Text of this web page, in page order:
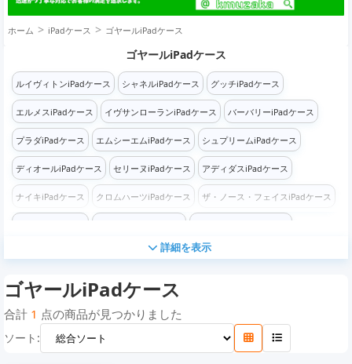
ホーム iPadケース ゴヤールiPadケース
ゴヤールiPadケース
ルイヴィトンiPadケース シャネルiPadケース グッチiPadケース
エルメスiPadケース イヴサンローランiPadケース バーバリーiPadケース
プラダiPadケース エムシーエムiPadケース シュプリームiPadケース
ディオールiPadケース セリーヌiPadケース アディダスiPadケース
ナイキiPadケース クロムハーツiPadケース ザ・ノース・フェイスiPadケース
ケンゾーiPadケース オフホワイトiPadケース
ロエベiPadケース モスキーノiPadケース
ヴェルサーチiPadケース ディズニーiPadケース
ゴヤールiPadケース
詳細を表示
ゴヤールiPadケース
合計 1 点の商品が見つかりました
ソート: